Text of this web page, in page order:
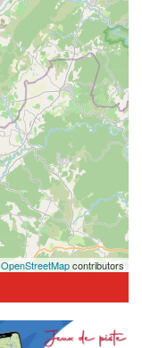
OpenStreetMapcontributors